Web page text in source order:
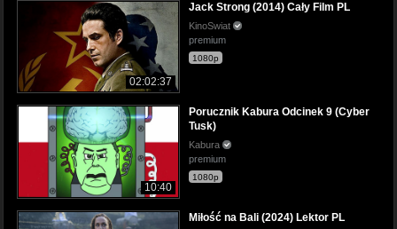
02:02:37
Jack Strong (2014) Cały Film PL
KinoSwiat
premium
1080p
10:40
Porucznik Kabura Odcinek 9 (Cyber
Tusk)
Kabura
premium
1080p
Miłość na Bali (2024) Lektor PL